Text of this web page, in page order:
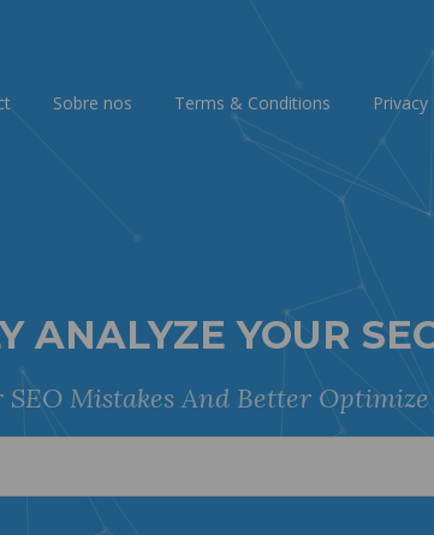
Sobre nos Terms & Conditions
ANALYZE YOUR
Mistakes And Better